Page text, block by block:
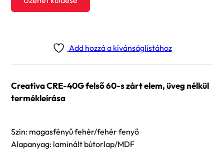
Add hozzá a kívánságlistához
Creatíva CRE-40G felső 60-s zárt elem, üveg nélkül
termékleírása
Szín: magasfényű fehér/fehér fenyő
Alapanyag: laminált bútorlap/MDF